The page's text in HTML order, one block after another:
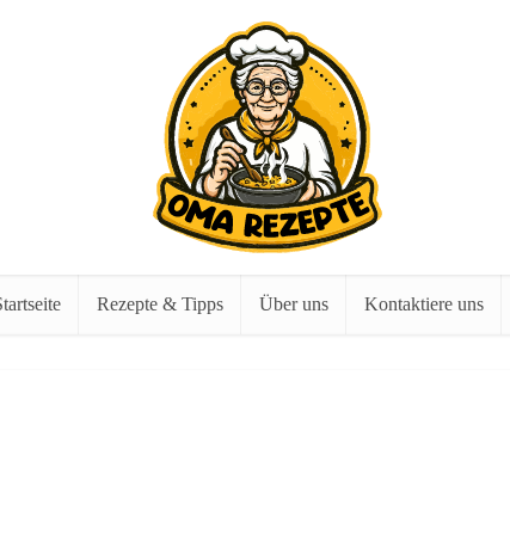
Rezepte & Tipps Über uns Kontaktiere uns